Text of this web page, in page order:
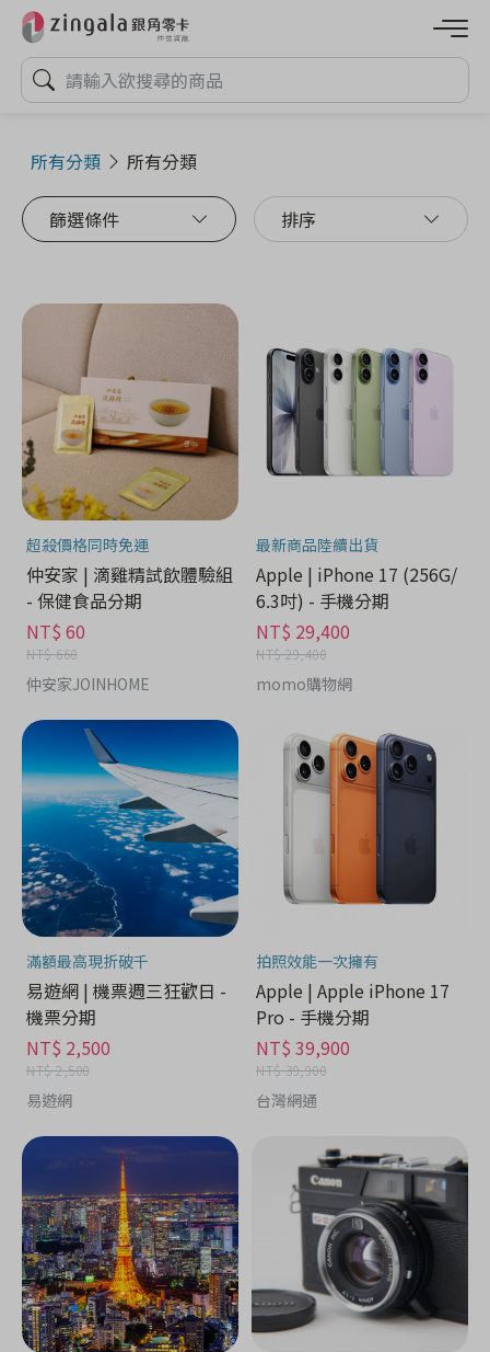
所有分類 所有分類
篩選條件 排序
超殺價格同時免運
仲安家 | 滴雞精試飲體驗組
- 保健食品分期
NT$ 60
NT$ 660
仲安家JOINHOME
最新商品陸續出貨
Apple | iPhone 17 (256G/
6.3吋) - 手機分期
NT$ 29,400
NT$ 29,400
momo購物網
滿額最高現折破千
易遊網 | 機票週三狂歡日 -
機票分期
NT$ 2,500
NT$ 2,500
易遊網
拍照效能一次擁有
Apple | Apple iPhone 17
Pro - 手機分期
NT$ 39,900
NT$ 39,900
台灣網通